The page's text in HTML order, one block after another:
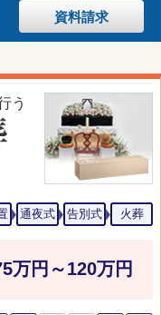
資料請求
う
通夜式 告別式 火葬
万円～120万円